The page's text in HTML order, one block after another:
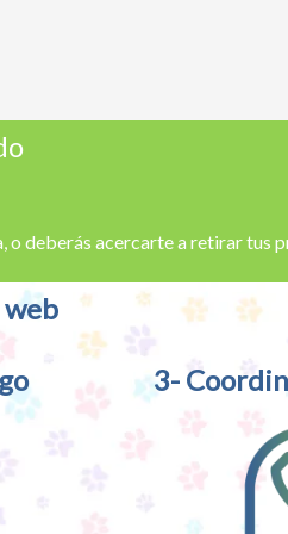
deberás acercarte a retirar tus
3-